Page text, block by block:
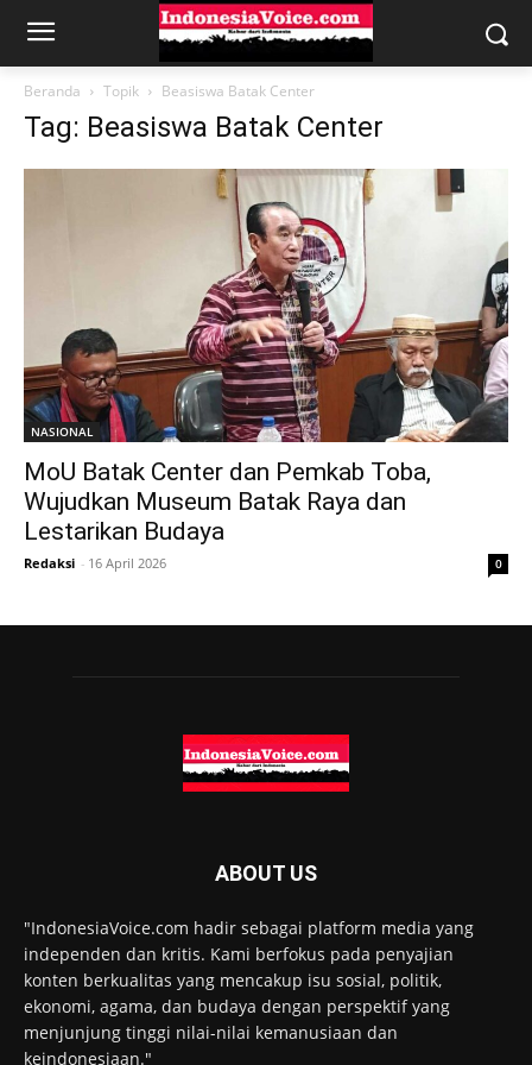
Beranda Topik Beasiswa Batak Center
Tag: Beasiswa Batak Center
NASIONAL
MoU Batak Center dan Pemkab Toba,
Wujudkan Museum Batak Raya dan
Lestarikan Budaya
Redaksi - 16 April 2026 0
ABOUT US
"IndonesiaVoice.com hadir sebagai platform media yang
independen dan kritis. Kami berfokus pada penyajian
konten berkualitas yang mencakup isu sosial, politik,
ekonomi, agama, dan budaya dengan perspektif yang
menjunjung tinggi nilai-nilai kemanusiaan dan
keindonesiaan."